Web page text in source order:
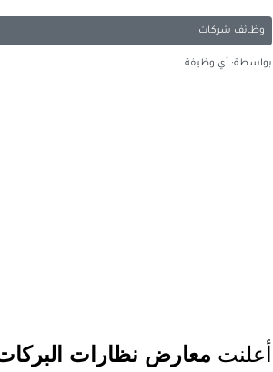
وظائف شركات
بواسطة: أي وظيفة
أعلنت معارض نظارات